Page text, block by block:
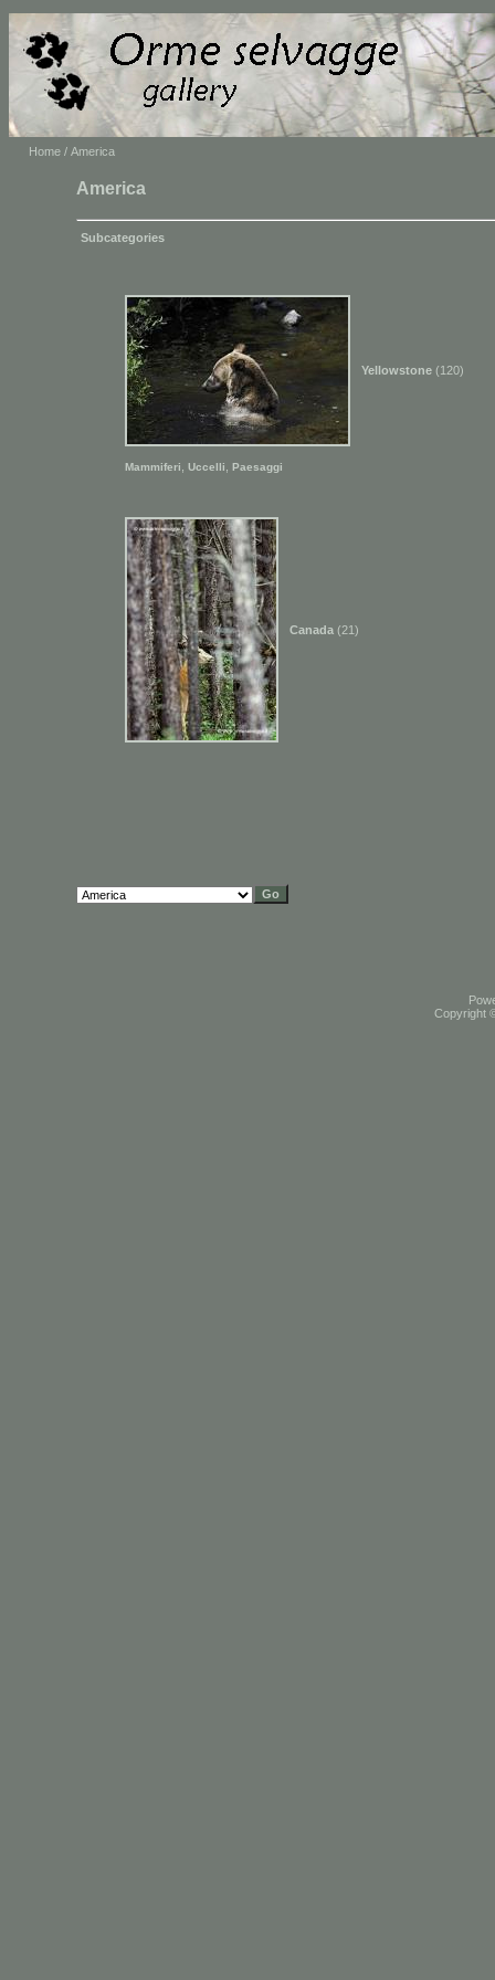
Home / America
America
Subcategories
Yellowstone (120)
Mammiferi Uccelli Paesaggi
Canada (21)
Copyright